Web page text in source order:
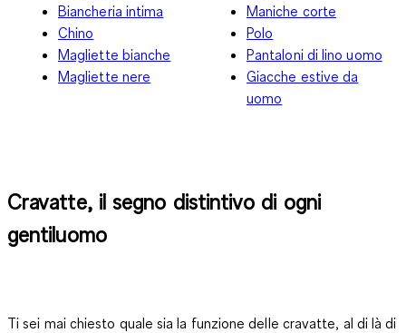
Biancheria intima
Chino
Magliette bianche
Magliette nere
Maniche corte
Polo
Pantaloni di lino uomo
Giacche estive da
uomo
Cravatte, il segno distintivo di ogni
gentiluomo
Ti sei mai chiesto quale sia la funzione delle cravatte, al di là di